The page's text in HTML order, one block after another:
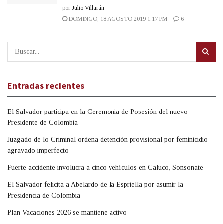
por Julio Villarán
DOMINGO, 18 AGOSTO 2019 1:17 PM
6
Entradas recientes
El Salvador participa en la Ceremonia de Posesión del nuevo
Presidente de Colombia
Juzgado de lo Criminal ordena detención provisional por feminicidio
agravado imperfecto
Fuerte accidente involucra a cinco vehículos en Caluco, Sonsonate
El Salvador felicita a Abelardo de la Espriella por asumir la
Presidencia de Colombia
Plan Vacaciones 2026 se mantiene activo